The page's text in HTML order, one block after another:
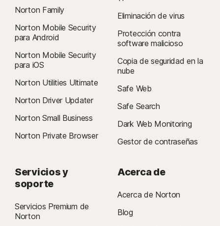
Norton Family
Norton Mobile Security
para Android
Norton Mobile Security
para iOS
Norton Utilities Ultimate
Norton Driver Updater
Norton Small Business
Norton Private Browser
Eliminación de virus
Protección contra
software malicioso
Copia de seguridad en la
nube
Safe Web
Safe Search
Dark Web Monitoring
Gestor de contraseñas
Servicios y
soporte
Servicios Premium de
Norton
Acerca de
Acerca de Norton
Blog